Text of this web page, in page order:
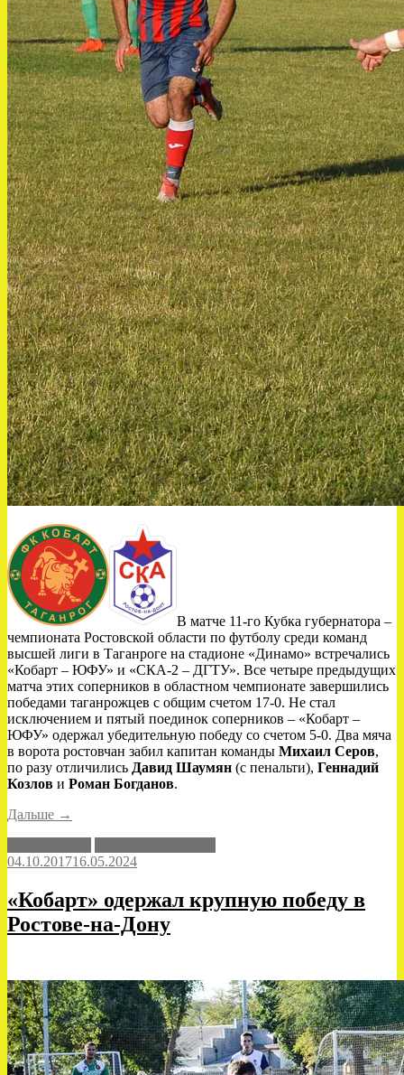
В матче 11-го Кубка губернатора –
чемпионата Ростовской области по футболу среди команд
высшей лиги в Таганроге на стадионе «Динамо» встречались
«Кобарт – ЮФУ» и «СКА-2 – ДГТУ». Все четыре предыдущих
матча этих соперников в областном чемпионате завершились
победами таганрожцев с общим счетом 17-0. Не стал
исключением и пятый поединок соперников – «Кобарт –
ЮФУ» одержал убедительную победу со счетом 5-0. Два мяча
в ворота ростовчан забил капитан команды Михаил Серов,
по разу отличились Давид Шаумян (с пенальти), Геннадий
Козлов и Роман Богданов.
Дальше «Статистика
→
04.10.201716.05.2024
«Кобарт» одержал крупную победу в
Ростове-на-Дону